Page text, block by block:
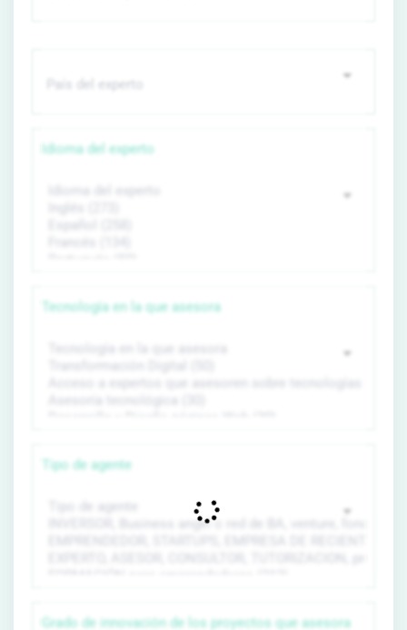
Idioma del experto
Tecnología en la que asesora
Tipo de agente
Grado de innovación de los proyectos que asesora